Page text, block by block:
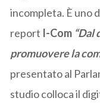
incompleta. È uno
report I-Com “Dal
promuovere la
presentato al
studio colloca il